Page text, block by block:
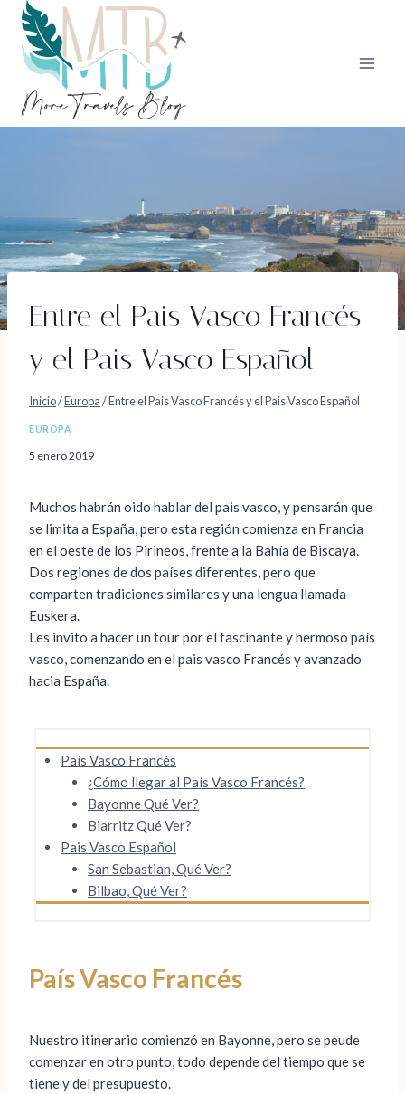
Saltar
contenido
Entre el Pais Vasco Francés
y el Pais Vasco Español
Inicio/Europa/Entre el Pais Vasco Francés y el Pais Vasco Español
EUROPA
5 enero 2019
Muchos habrán oido hablar del pais vasco, y pensarán que
se limita a España, pero esta región comienza en Francia
en el oeste de los Pirineos, frente a la Bahía de Biscaya.
Dos regiones de dos países diferentes, pero que
comparten tradiciones similares y una lengua llamada
Euskera.
Les invito a hacer un tour por el fascinante y hermoso país
vasco, comenzando en el pais vasco Francés y avanzado
hacia España.
País Vasco Francés
¿Cómo llegar al País Vasco Francés?
Bayonne Qué Ver?
Biarritz Qué Ver?
Pais Vasco Español
San Sebastian, Qué Ver?
Bilbao, Qué Ver?
País Vasco Francés
Nuestro itinerario comienzó en Bayonne, pero se peude
comenzar en otro punto, todo depende del tiempo que se
tiene y del presupuesto.